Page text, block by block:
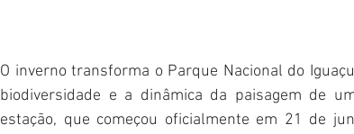
O inverno transforma o Parque Nacional do
biodiversidade e a dinâmica da paisagem de
estação, que começou oficialmente em 21 de